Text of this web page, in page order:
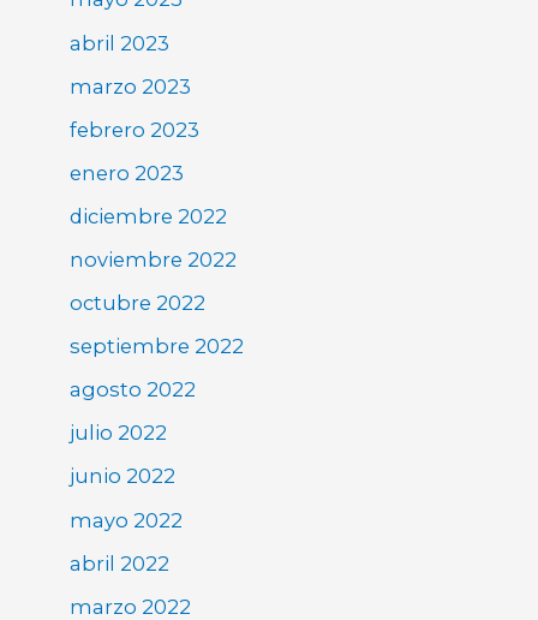
abril 2023
marzo 2023
febrero 2023
enero 2023
diciembre 2022
noviembre 2022
octubre 2022
septiembre 2022
agosto 2022
julio 2022
junio 2022
mayo 2022
abril 2022
marzo 2022